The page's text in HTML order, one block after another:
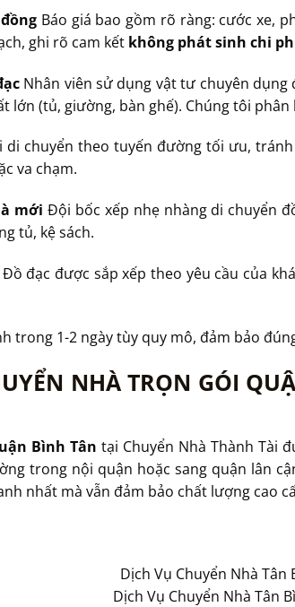
Báo giá bao gồm rõ ràng: cước xe,
ghi rõ cam kết không phát sinh chi
Nhân viên sử dụng vật tư chuyên dụng
lớn (tủ, giường, bàn ghế). Chúng tôi
di chuyển theo tuyến đường tối ưu,
va chạm.
mới Đội bốc xếp nhẹ nhàng di chuyển
tủ, kệ sách.
Đồ đạc được sắp xếp theo yêu cầu của
trong 1-2 ngày tùy quy mô, đảm bảo
NHÀ TRỌN GÓI
Bình Tân tại Chuyển Nhà Thành Tài
trong nội quận hoặc sang quận lân
nhất mà vẫn đảm bảo chất lượng cao
Dịch Vụ Chuyển Nhà Tân